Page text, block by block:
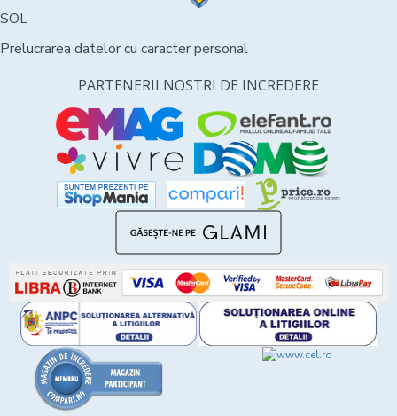
SOL
Prelucrarea datelor cu caracter personal
PARTENERII NOSTRI DE INCREDERE